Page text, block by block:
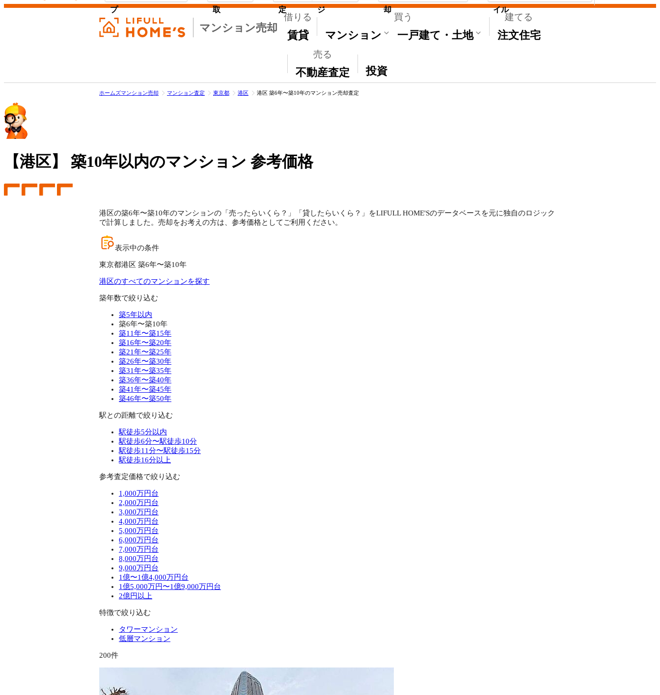
マンション売却
借りる
賃貸
買う
マンション 一戸建て・土地
建てる
注文住宅
売る
不動産査定
その他
投資
プ 取 定 ジ 却 イル
ホームズマンション売却 マンション査定 東京都 港区 港区 築6年〜築10年のマンション売却査定
【港区】 築10年以内のマンション 参考価格
港区の築6年〜築10年のマンションの「売ったらいくら？」「貸したらいくら？」をLIFULL HOME'Sのデータベースを元に独自のロジック
で計算しました。売却をお考えの方は、参考価格としてご利用ください。
表示中の条件
東京都港区 築6年〜築10年
港区のすべてのマンションを探す
築年数で絞り込む
築5年以内
築6年〜築10年
築11年〜築15年
築16年〜築20年
築21年〜築25年
築26年〜築30年
築31年〜築35年
築36年〜築40年
築41年〜築45年
築46年〜築50年
駅との距離で絞り込む
駅徒歩5分以内
駅徒歩6分〜駅徒歩10分
駅徒歩11分〜駅徒歩15分
駅徒歩16分以上
参考査定価格で絞り込む
1,000万円台
2,000万円台
3,000万円台
4,000万円台
5,000万円台
6,000万円台
7,000万円台
8,000万円台
9,000万円台
1億〜1億4,000万円台
1億5,000万円〜1億9,000万円台
2億円以上
特徴で絞り込む
タワーマンション
低層マンション
200件